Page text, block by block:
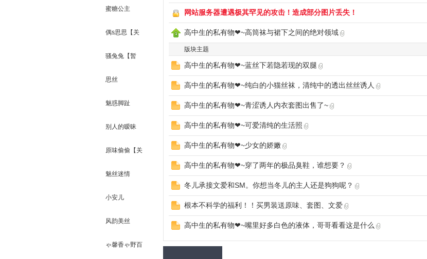
自负】
蜜糖公主
偶s思思【关
闭】
骚兔兔【暂
关】
思丝
魅惑脚趾
别人的暧昧
【关闭】
原味偷偷【关
闭】
魅丝迷情
小安儿
风韵美丝
ゃ馨香ゃ野百
网站服务器遭遇极其罕见的攻击！造成部分图片丢失！
高中生的私有物❤~高筒袜与裙下之间的绝对领域
版块主题
高中生的私有物❤~蓝丝下若隐若现的双腿
高中生的私有物❤~纯白的小猫丝袜，清纯中的透出丝丝诱人
高中生的私有物❤~青涩诱人内衣套图出售了~
高中生的私有物❤~可爱清纯的生活照
高中生的私有物❤~少女的娇嫩
高中生的私有物❤~穿了两年的极品臭鞋，谁想要？
冬儿承接文爱和SM。你想当冬儿的主人还是狗狗呢？
根本不科学的福利！！买男装送原味、套图、文爱
高中生的私有物❤~嘴里好多白色的液体，哥哥看看这是什么